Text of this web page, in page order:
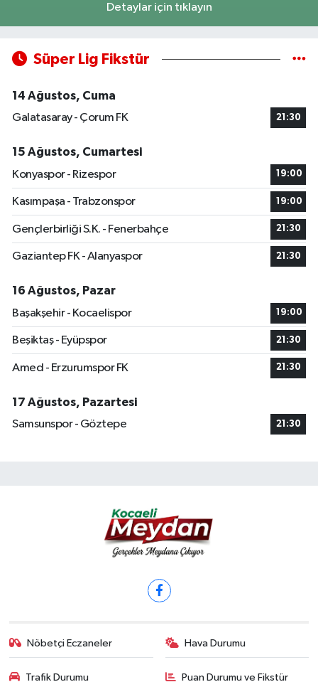
Detaylar için tıklayın
Süper Lig Fikstür
14 Ağustos, Cuma
Galatasaray - Çorum FK
21:30
15 Ağustos, Cumartesi
Konyaspor - Rizespor
19:00
Kasımpaşa - Trabzonspor 19:00
Gençlerbirliği S.K. - Fenerbahçe 21:30
Gaziantep FK - Alanyaspor 21:30
16 Ağustos, Pazar
Başakşehir - Kocaelispor
19:00
Beşiktaş - Eyüpspor 21:30
Amed - Erzurumspor FK 21:30
17 Ağustos, Pazartesi
Samsunspor - Göztepe
21:30
Nöbetçi Eczaneler Hava Durumu
Trafik Durumu Puan Durumu ve Fikstür